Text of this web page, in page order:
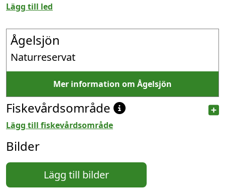
Lägg till led
Ågelsjön
Naturreservat
Mer information om Ågelsjön
Fiskevårdsområde
Lägg till fiskevårdsområde
Bilder
Lägg till bilder